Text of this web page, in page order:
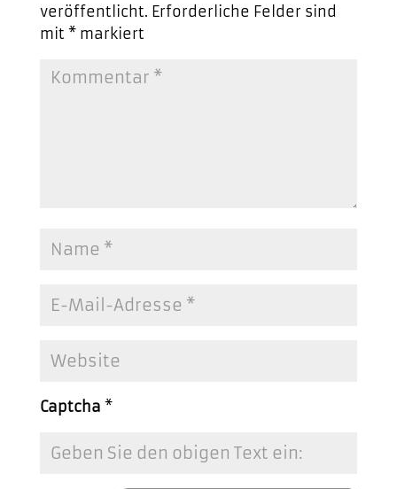
veröffentlicht. Erforderliche Felder sind
mit *markiert
Captcha *